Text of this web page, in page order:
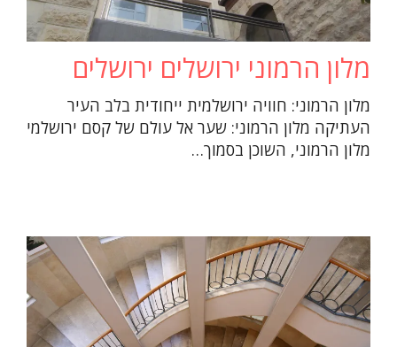
מלון הרמוני ירושלים ירושלים
מלון הרמוני: חוויה ירושלמית ייחודית בלב העיר
העתיקה מלון הרמוני: שער אל עולם של קסם ירושלמי
מלון הרמוני, השוכן בסמוך…